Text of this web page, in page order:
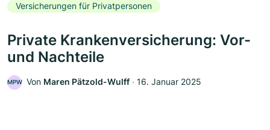
Versicherungen für Privatpersonen
Private Krankenversicherung: Vor-
und Nachteile
MPW Von Maren Pätzold-Wulff ‧ 16. Januar 2025